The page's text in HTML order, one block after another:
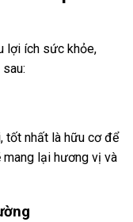
lợi ích sức khỏe,
tốt nhất là hữu cơ để
lại hương vị và